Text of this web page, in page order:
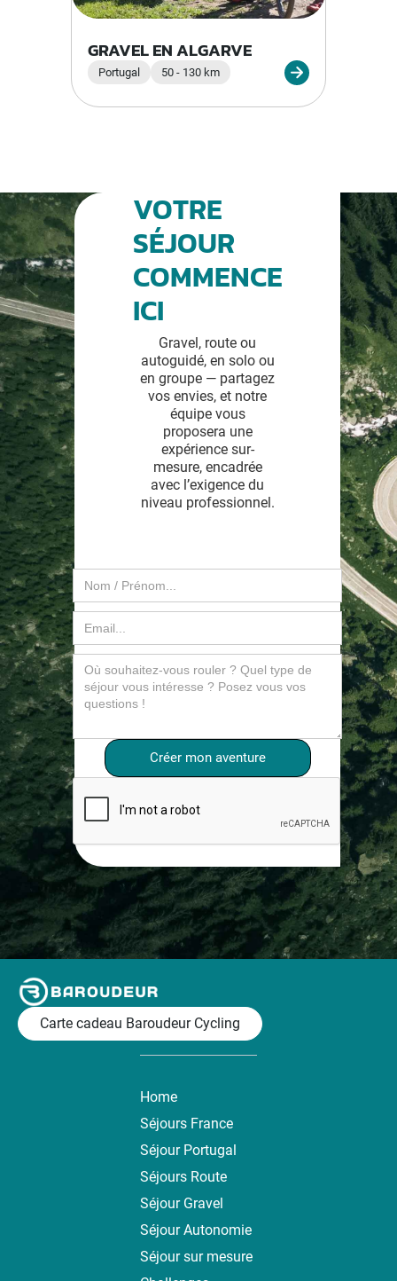
GRAVEL EN ALGARVE
Portugal 50 - 130 km
VOTRE
SÉJOUR
COMMENCE
ICI
Gravel, route ou
autoguidé, en solo ou
en groupe — partagez
vos envies, et notre
équipe vous
proposera une
expérience sur-
mesure, encadrée
avec l’exigence du
niveau professionnel.
Carte cadeau Baroudeur Cycling
Home
Séjours France
Séjour Portugal
Séjours Route
Séjour Gravel
Séjour Autonomie
Séjour sur mesure